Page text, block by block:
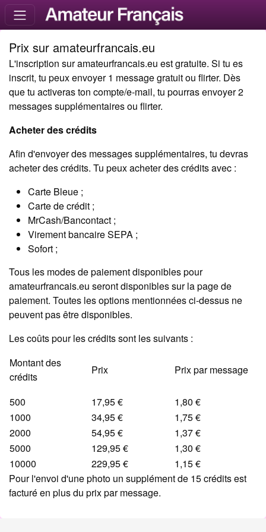
Prix sur amateurfrancais.eu
L'inscription sur amateurfrancais.eu est gratuite. Si tu es
inscrit, tu peux envoyer 1 message gratuit ou flirter. Dès
que tu activeras ton compte/e-mail, tu pourras envoyer 2
messages supplémentaires ou flirter.
Acheter des crédits
Afin d'envoyer des messages supplémentaires, tu devras
acheter des crédits. Tu peux acheter des crédits avec :
Carte Bleue ;
Carte de crédit ;
MrCash/Bancontact ;
Virement bancaire SEPA ;
Sofort ;
Tous les modes de paiement disponibles pour
amateurfrancais.eu seront disponibles sur la page de
paiement. Toutes les options mentionnées ci-dessus ne
peuvent pas être disponibles.
Les coûts pour les crédits sont les suivants :
Montant des
crédits
Prix Prix par message
500 17,95 €
1,80 €
1000
34,95 €
1,75 €
2000
54,95 €
1,37 €
5000
129,95 €
1,30 €
10000
229,95 €
1,15 €
Pour l'envoi d'une photo un supplément de 15 crédits est
facturé en plus du prix par message.